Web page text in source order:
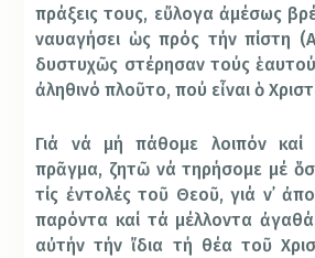
πράξεις τους, εὔλογα ἀμέσως
ναυαγήσει ὡς πρός τήν πίστη
δυστυχῶς στέρησαν τούς
ἀληθινό πλοῦτο, πού εἶναι ὁ
Γιά νά μή πάθομε λοιπόν καί
πρᾶγμα, ζητῶ νά τηρήσομε μέ
τίς ἐντολές τοῦ Θεοῦ, γιά ν᾿
παρόντα καί τά μέλλοντα
αὐτήν τήν ἴδια τή θέα τοῦ